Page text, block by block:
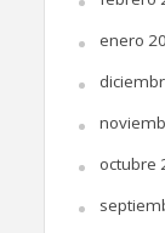
enero
octubre